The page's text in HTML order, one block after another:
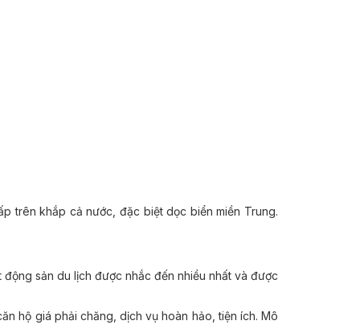
trên khắp cả nước, đặc biệt dọc biển miền Trung.
sản du lịch được nhắc đến nhiều nhất và được
hộ giá phải chăng, dịch vụ hoàn hảo, tiện ích. Mô